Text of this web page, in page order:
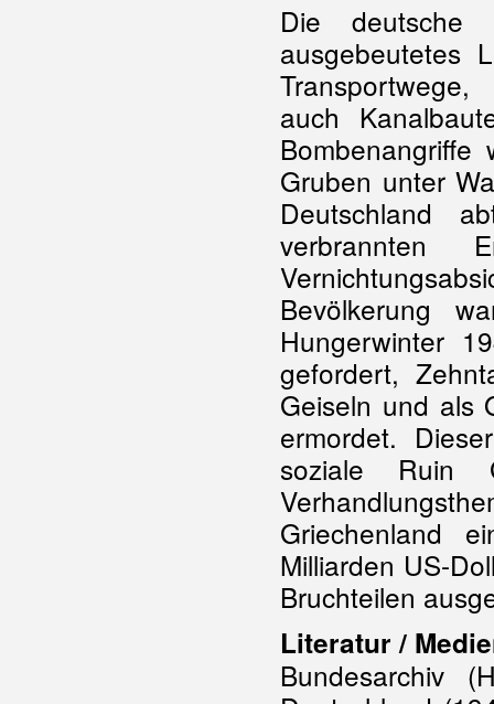
Die deutsche
ausgebeutetes
auch
Bombenangriffe
Gruben unter
Deutschland
verbrannten
Bevölkerung
Hungerwinter
gefordert,
Geiseln und als
ermordet.
soziale Ruin
Griechenland
Milliarden US-
Bruchteilen
Literatur /
Bundesarchiv